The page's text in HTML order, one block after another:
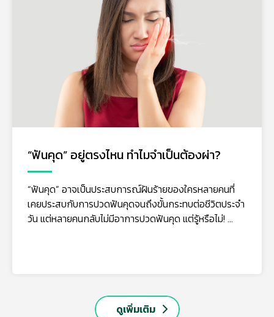
“ฟันคุด” อยู่ตรงไหน ทำไมจำเป็นต้องผ่า?
“ฟันคุด” อาจเป็นประสบการณ์ฝันร้ายของใครหลายคนที่
เคยประสบกับการปวดฟันคุดจนถึงขั้นกระทบต่อชีวิตประจำ
วัน แต่หลายคนกลับไม่มีอาการปวดฟันคุด แต่รู้หรือไม่! ...
ดูเพิ่มเติม